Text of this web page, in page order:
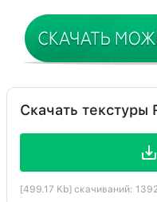
Скачать текстуры
[499.17 Kb] скачиваний: